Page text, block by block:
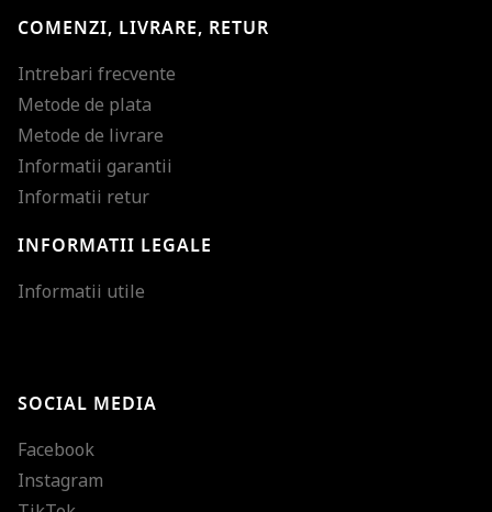
COMENZI, LIVRARE, RETUR
Intrebari frecvente
Metode de plata
Metode de livrare
Informatii garantii
Informatii retur
INFORMATII LEGALE
Informatii utile
SOCIAL MEDIA
Facebook
Instagram